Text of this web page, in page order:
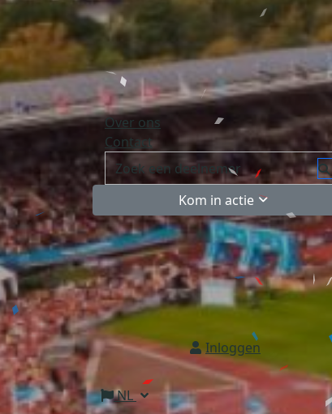
Over ons
Contact
Kom in actie
Inloggen
NL